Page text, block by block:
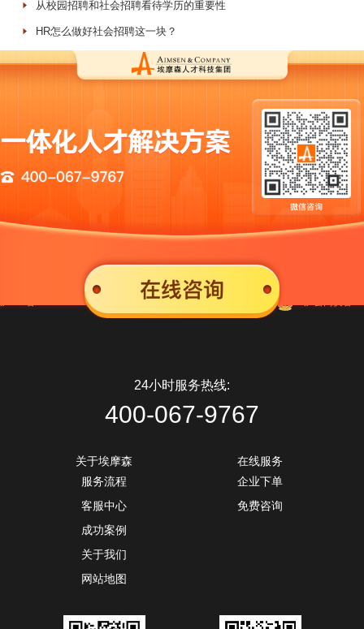
从校园招聘和社会招聘看待学历的重要性
HR怎么做好社会招聘这一块？
社招，如何实施进行人才测评？
最新文章
新能源猎头公司实战案例：32天四岗交付背后的寻人方法
芯片半导体猎头能否解决人才卡脖子问题：HR最关心的四个现实问题
人工智能猎头公司的实际能力边界：大模型、CV、NLP、具身智能四
智能制造猎头怎么选：三类核心岗位的人才画像与寻访逻辑
医药猎头公司的服务边界：创新药、临床、注册、BD四条线的寻访逻
沪ICP备09012240号-1 Copyright ©2020 埃摩森 版权所有
24小时服务热线:
400-067-9767
关于埃摩森
服务流程
客服中心
成功案例
关于我们
网站地图
在线服务
企业下单
免费咨询